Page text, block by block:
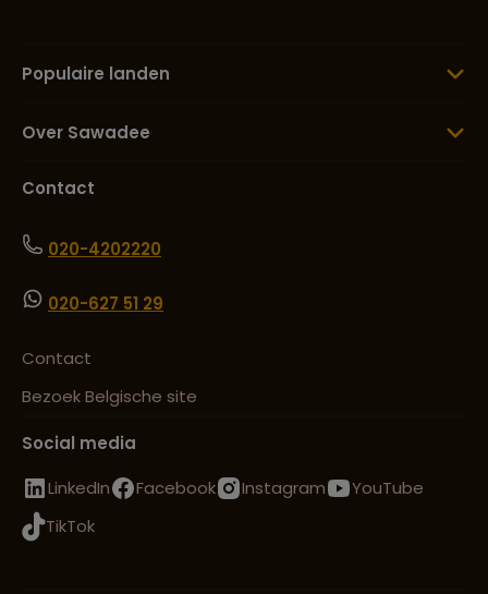
Populaire landen
Over Sawadee
Contact
020-4202220
020-627 51 29
Contact
Bezoek Belgische site
Social media
LinkedIn
Facebook Instagram
YouTube
TikTok